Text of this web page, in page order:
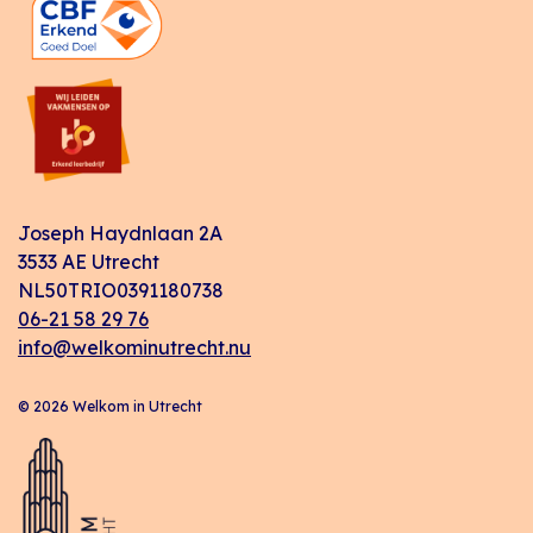
Joseph Haydnlaan 2A
3533 AE Utrecht
NL50TRIO0391180738
06-21 58 29 76
info@welkominutrecht.nu
© 2026 Welkom in Utrecht